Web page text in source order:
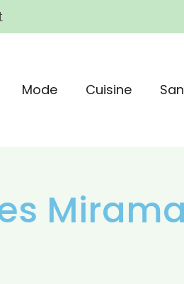
Mode Cuisine